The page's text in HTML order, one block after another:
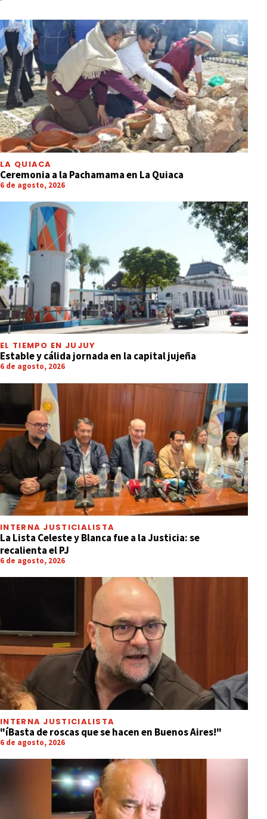
LA QUIACA
Ceremonia a la Pachamama en La Quiaca
6 de agosto, 2026
EL TIEMPO EN JUJUY
Estable y cálida jornada en la capital jujeña
6 de agosto, 2026
INTERNA JUSTICIALISTA
La Lista Celeste y Blanca fue a la Justicia: se
recalienta el PJ
6 de agosto, 2026
INTERNA JUSTICIALISTA
"íBasta de roscas que se hacen en Buenos Aires!"
6 de agosto, 2026